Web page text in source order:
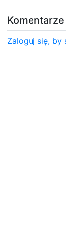
Komentarze
Zaloguj się, by